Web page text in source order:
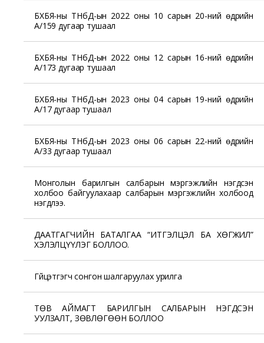
БХБЯ-ны ТНбД-ын 2022 оны 10 сарын 20-ний өдрийн
А/159 дугаар тушаал
БХБЯ-ны ТНбД-ын 2022 оны 12 сарын 16-ний өдрийн
А/173 дугаар тушаал
БХБЯ-ны ТНбД-ын 2023 оны 04 сарын 19-ний өдрийн
А/17 дугаар тушаал
БХБЯ-ны ТНбД-ын 2023 оны 06 сарын 22-ний өдрийн
А/33 дугаар тушаал
Монголын барилгын салбарын мэргэжлийн нэгдсэн
холбоо байгуулахаар салбарын мэргэжлийн холбоод
нэгдлээ.
ДААТГАГЧИЙН БАТАЛГАА “ИТГЭЛЦЭЛ БА ХӨГЖИЛ”
ХЭЛЭЛЦҮҮЛЭГ БОЛЛОО.
Гүйцэтгэгч сонгон шалгаруулах урилга
ТӨВ АЙМАГТ БАРИЛГЫН САЛБАРЫН НЭГДСЭН
УУЛЗАЛТ, ЗӨВЛӨГӨӨН БОЛЛОО